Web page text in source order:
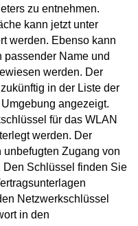
zu entnehmen.
kann jetzt unter
werden. Ebenso kann
Name und
werden. Der
in der Liste der
angezeigt.
für das WLAN
werden. Der
Zugang von
Den Schlüssel finden Sie
Netzwerkschlüssel
in den